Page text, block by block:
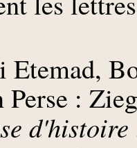
Perse :
d'histoire